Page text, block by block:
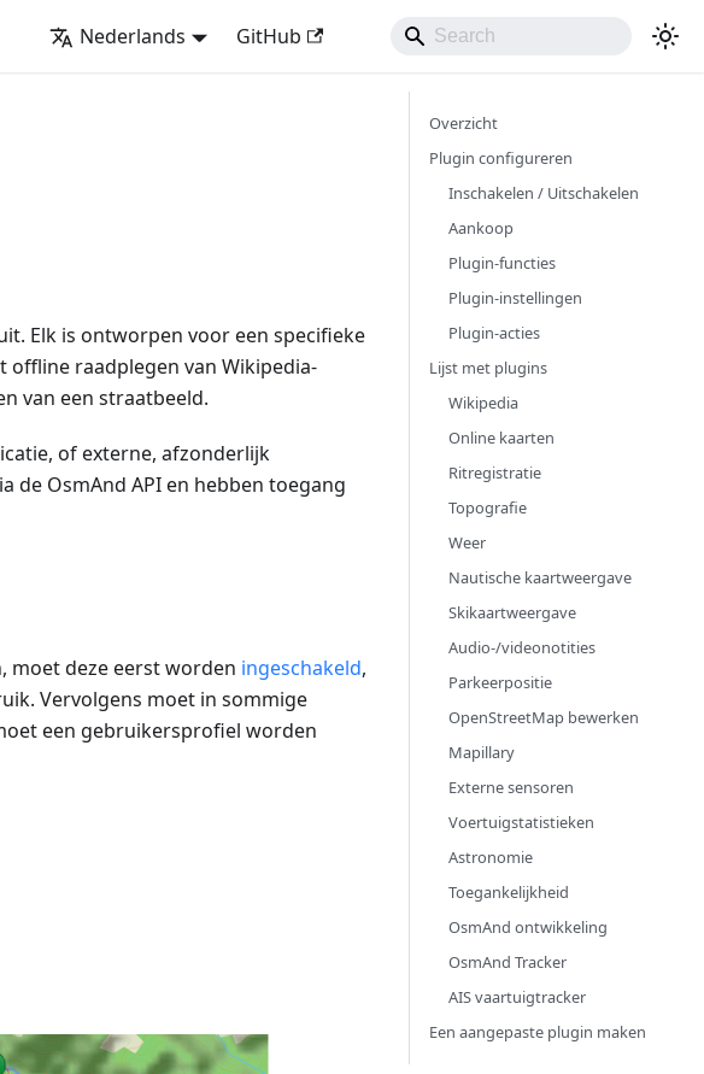
Nederlands GitHub
Elk is ontworpen voor een specifieke
raadplegen van Wikipedia-
van een straatbeeld.
of externe, afzonderlijk
de OsmAnd API en hebben toegang
moet deze eerst worden ingeschakeld,
Vervolgens moet in sommige
een gebruikersprofiel worden
Overzicht
Plugin configureren
Inschakelen / Uitschakelen
Aankoop
Plugin-functies
Plugin-instellingen
Plugin-acties
Lijst met plugins
Wikipedia
Online kaarten
Ritregistratie
Topografie
Weer
Nautische kaartweergave
Skikaartweergave
Audio-/videonotities
Parkeerpositie
OpenStreetMap bewerken
Mapillary
Externe sensoren
Voertuigstatistieken
Astronomie
Toegankelijkheid
OsmAnd ontwikkeling
OsmAnd Tracker
AIS vaartuigtracker
Een aangepaste plugin maken